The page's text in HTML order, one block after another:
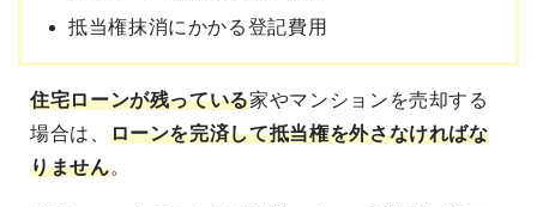
抵当権抹消にかかる登記費用
住宅ローンが残っている家やマンションを売却する
場合は、 ローンを完済して抵当権を外さなければな
りません。